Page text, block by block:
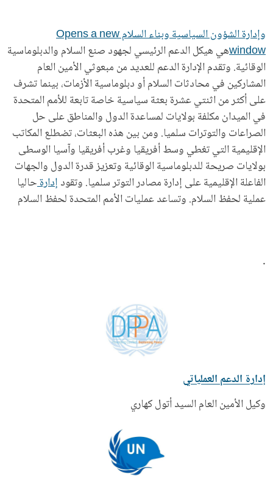
وإدارة الشؤون السياسية وبناء السلام Opens a new
windowهي هيكل الدعم الرئيسي لجهود صنع السلام والدبلوماسية
الوقائية. وتقدم الإدارة الدعم للعديد من مبعوثي الأمين العام
المشاركين في محادثات السلام أو دبلوماسية الأزمات، بينما تشرف
على أكثر من اثنتي عشرة بعثة سياسية خاصة تابعة للأمم المتحدة
في الميدان مكلفة بولايات لمساعدة الدول والمناطق على حل
الصراعات والتوترات سلميا. ومن بين هذه البعثات، تضطلع المكاتب
الإقليمية التي تغطي وسط أفريقيا وغرب أفريقيا وآسيا الوسطى
بولايات صريحة للدبلوماسية الوقائية وتعزيز قدرة الدول والجهات
الفاعلة الإقليمية على إدارة مصادر التوتر سلميا. وتقود إدارةحاليا
عملية لحفظ السلام. وتساعد عمليات الأمم المتحدة لحفظ السلام
.
إدارة الدعم العملياتي
وكيل الأمين العام السيد أتول كهاري